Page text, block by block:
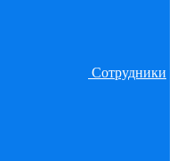
Сотрудники